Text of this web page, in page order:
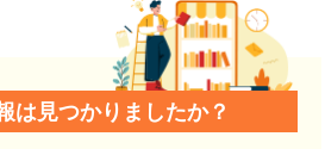
は見つかりましたか？